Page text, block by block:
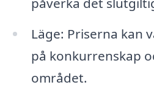
Läge: Priserna kan
på konkurrenskap
området.